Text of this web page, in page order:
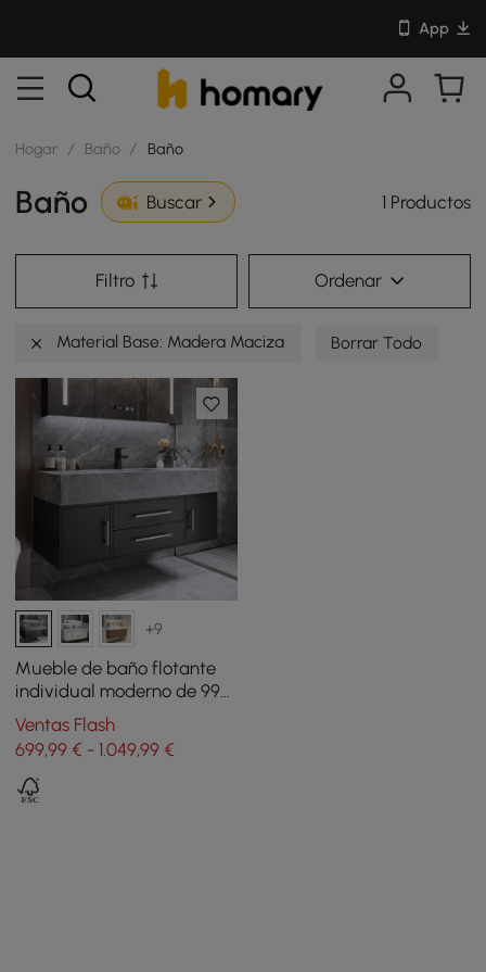
App
Hogar / Baño / Baño
Baño Buscar 1 Productos
Filtro Ordenar
Material Base: Madera Maciza Borrar Todo
+9
Mueble de baño flotante
individual moderno de 99
cm en negro con encimera
de piedra sinterizada y
lavabo
Ventas Flash
699,99 € - 1.049,99 €